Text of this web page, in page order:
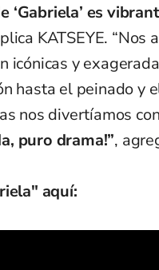
‘Gabriela’ es
KATSEYE.
icónicas y
hasta el peinado y
nos divertíamos
puro drama!”,
aquí: